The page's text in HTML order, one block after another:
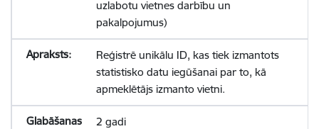
uzlabotu vietnes darbību un
pakalpojumus)
Reģistrē unikālu ID, kas tiek izmantots
statistisko datu iegūšanai par to, kā
apmeklētājs izmanto vietni.
2 gadi